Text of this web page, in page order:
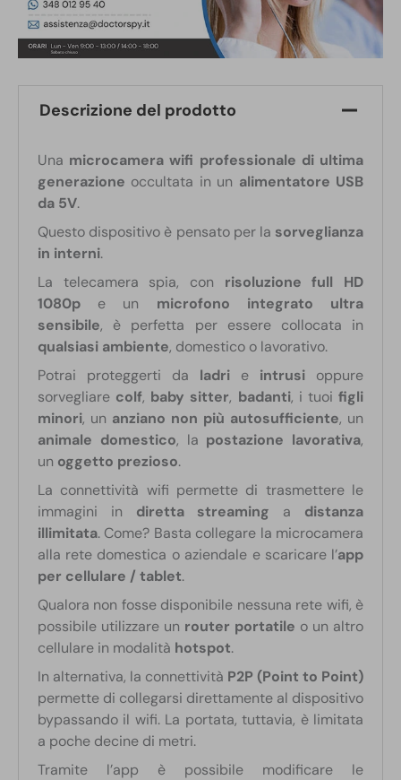
Descrizione del prodotto
Una microcamera wifi professionale di ultima
generazione occultata in un alimentatore USB
da 5V.
Questo dispositivo è pensato per la sorveglianza
in interni.
La telecamera spia, con risoluzione full HD
1080pe un microfono integrato ultra
sensibile, è perfetta per essere collocata in
qualsiasi ambiente, domestico o lavorativo.
Potrai proteggerti da ladri e intrusi oppure
sorvegliare colf, baby sitter, badanti, i tuoifigli
minori, un anziano non più autosufficiente, un
animale domestico, la postazione lavorativa,
un oggetto prezioso.
La connettività wifi permette di trasmettere le
immagini in diretta streaming a distanza
illimitata. Come? Basta collegare la microcamera
alla rete domestica o aziendale e scaricare l’app
per cellulare / tablet.
Qualora non fosse disponibile nessuna rete wifi, è
possibile utilizzare un router portatile o un altro
cellulare in modalità hotspot.
In alternativa, la connettività P2P (Point to Point)
permette di collegarsi direttamente al dispositivo
bypassando il wifi. La portata, tuttavia, è limitata
a poche decine di metri.
Tramite l’app è possibile modificare le